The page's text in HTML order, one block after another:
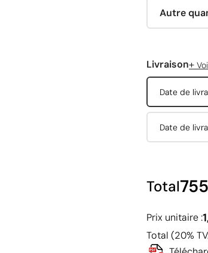
Autre
Livraison+
Date de
Date de
Total
Prix unitaire :
Total (20%